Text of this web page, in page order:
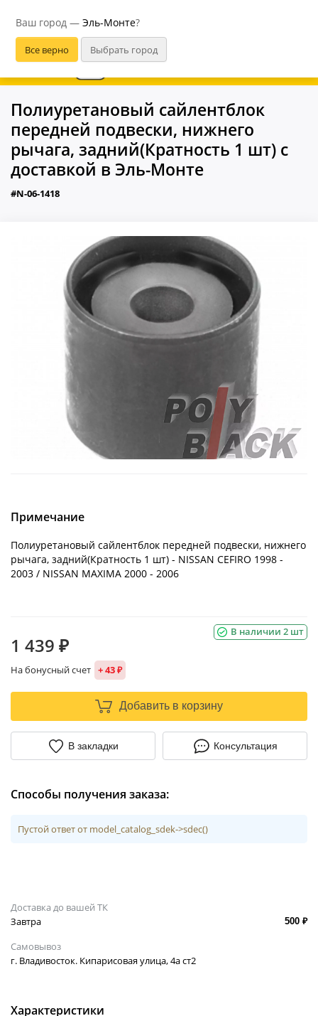
Ваш город — Эль-Монте?
В приложении удобнее
Полиуретановый сайлентблок
передней подвески, нижнего
рычага, задний(Кратность 1 шт) с
доставкой в Эль-Монте
#N-06-1418
Примечание
Полиуретановый сайлентблок передней подвески, нижнего
рычага, задний(Кратность 1 шт) - NISSAN CEFIRO 1998 -
2003 / NISSAN MAXIMA 2000 - 2006
В наличии 2 шт
1 439 ₽
На бонусный счет + 43 ₽
Добавить в корзину
В закладки Консультация
Способы получения заказа:
Пустой ответ от model_catalog_sdek->sdec()
Доставка до вашей ТК
Завтра
500 ₽
Самовывоз
г. Владивосток. Кипарисовая улица, 4а ст2
Характеристики